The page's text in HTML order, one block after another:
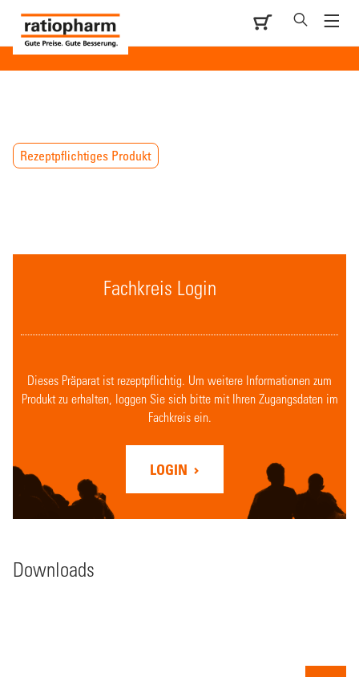
Rezeptpflichtiges Produkt
Fachkreis Login
Dieses Präparat ist rezeptpflichtig. Um weitere Informationen zum
Produkt zu erhalten, loggen Sie sich bitte mit Ihren Zugangsdaten im
Fachkreis ein.
LOGIN
Downloads